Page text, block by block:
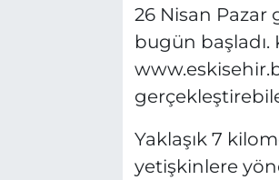
26 Nisan
bugün başladı.
Yaklaşık 7
yetişkinlere